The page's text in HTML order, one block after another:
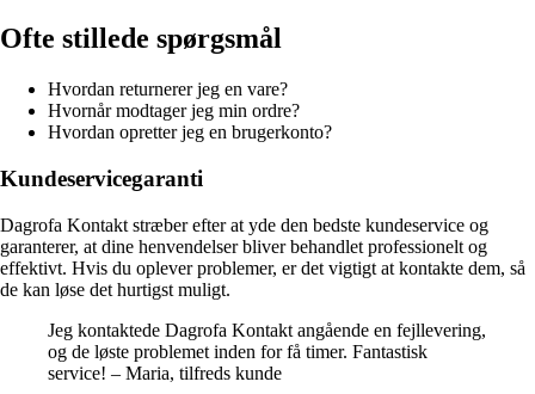
Ofte stillede spørgsmål
Hvordan returnerer jeg en vare?
Hvornår modtager jeg min ordre?
Hvordan opretter jeg en brugerkonto?
Kundeservicegaranti
Dagrofa Kontakt stræber efter at yde den bedste kundeservice og
garanterer, at dine henvendelser bliver behandlet professionelt og
effektivt. Hvis du oplever problemer, er det vigtigt at kontakte dem, så
de kan løse det hurtigst muligt.
Jeg kontaktede Dagrofa Kontakt angående en fejllevering,
og de løste problemet inden for få timer. Fantastisk
service! – Maria, tilfreds kunde